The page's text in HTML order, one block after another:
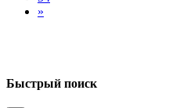
»
Быстрый поиск